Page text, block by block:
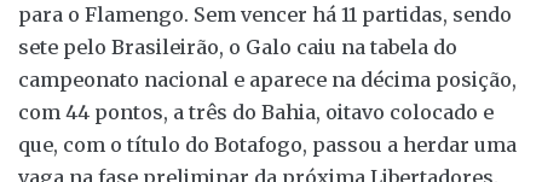
para o Flamengo. Sem vencer há 11 partidas, sendo
sete pelo Brasileirão, o Galo caiu na tabela do
campeonato nacional e aparece na décima posição,
com 44 pontos, a três do Bahia, oitavo colocado e
que, com o título do Botafogo, passou a herdar uma
vaga na fase preliminar da próxima Libertadores.